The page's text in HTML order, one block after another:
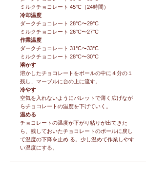
ミルクチョコレート 45°C（24時間）
冷却温度
ダークチョコレート 28°C〜29°C
ミルクチョコレート 26°C〜27°C
作業温度
ダークチョコレート 31°C〜33°C
ミルクチョコレート 28°C〜30°C
溶かす
溶かしたチョコレートをボールの中に４分の１
残し、マーブルに台の上に流す。
冷やす
空気を入れないようにパレットで薄く広げなが
らチョコレートの温度を下げていく。
温める
チョコレートの温度が下がり粘りが出てきた
ら、残しておいたチョコレートのボールに戻し
て温度の下降を止め る。少し温めて作業しやす
い温度にする。